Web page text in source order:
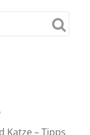
Katze – Tipps